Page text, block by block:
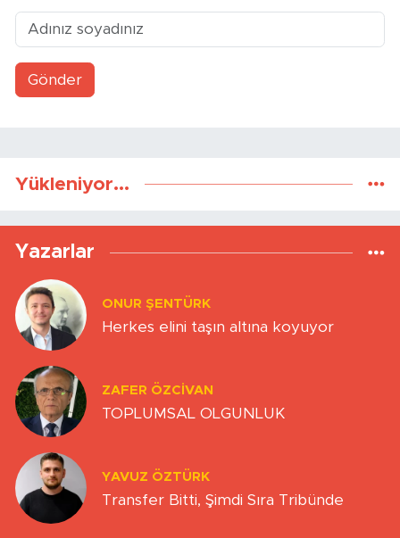
Gönder
Yükleniyor...
Yazarlar
ONUR ŞENTÜRK
Herkes elini taşın altına koyuyor
ZAFER ÖZCIVAN
TOPLUMSAL OLGUNLUK
YAVUZ ÖZTÜRK
Transfer Bitti, Şimdi Sıra Tribünde